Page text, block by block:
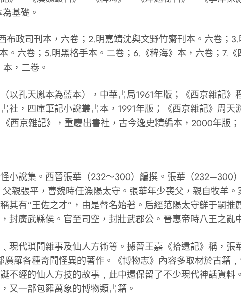
基礎。
政司刊本，六卷；2.明嘉靖沈與文野竹齋刊本。六卷；
。六卷；5.明黑格手本。二卷；6.《稗海》本，六卷；7.
，二卷。
孔天胤本為藍本），中華書局1961年版；《西京雜記》
社，四庫筆記小說叢書本，1991年版；《西京雜記》周
西京雜記》，重慶出書社，古今逸史精編本，2000年版
說集。西晉張華（232～300）編撰。張華（232—300
親張平，曹魏時任漁陽太守。張華年少喪父，親自牧羊
其有“王佐之才”，由是聲名始著。后經范陽太守鮮于嗣
封廣武縣侯。官至司空，封壯武郡公。晉惠帝時八王之亂
代瑣聞雜事及仙人方術等。據晉王嘉《拾遺記》稱，張
羅各種奇聞怪異的著作。《博物志》內容多取材於古籍
不經的仙人方技的故事﹐此中還保留了不少現代神話資
又一部包羅萬象的博物類書籍。